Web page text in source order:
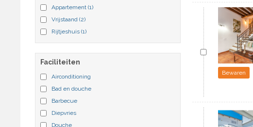
Appartement (1)
Vrijstaand (2)
Rijtjeshuis (1)
Faciliteiten
Airconditioning
Bad en douche
Barbecue
Diepvries
Douche
Bewaren